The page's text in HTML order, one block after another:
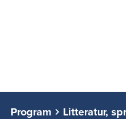
Program Litteratur,